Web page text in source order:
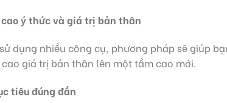
cao ý thức và giá trị bản thân
dụng nhiều công cụ, phương pháp sẽ giúp
giá trị bản thân lên một tầm cao mới.
tiêu đúng đắn